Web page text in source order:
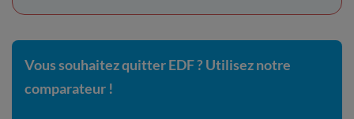
Vous souhaitez quitter EDF ? Utilisez notre
comparateur !